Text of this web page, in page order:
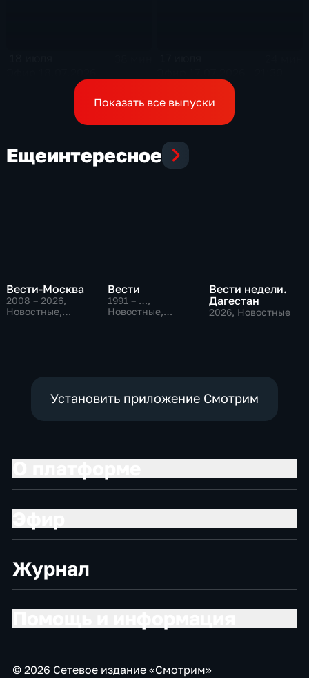
Показать все выпуски
Ещеинтересное
Вести-Москва
2008 – 2026,
Новостные,
Вести
1991 – …,
Новостные,
Вести недели.
Дагестан
2026, Новостные
Установить приложение Смотрим
Журнал
© 2026 Сетевое издание «Смотрим»